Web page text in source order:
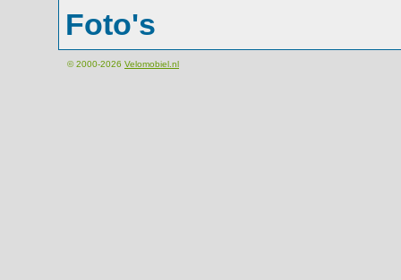
Foto's
© 2000-2026 Velomobiel.nl